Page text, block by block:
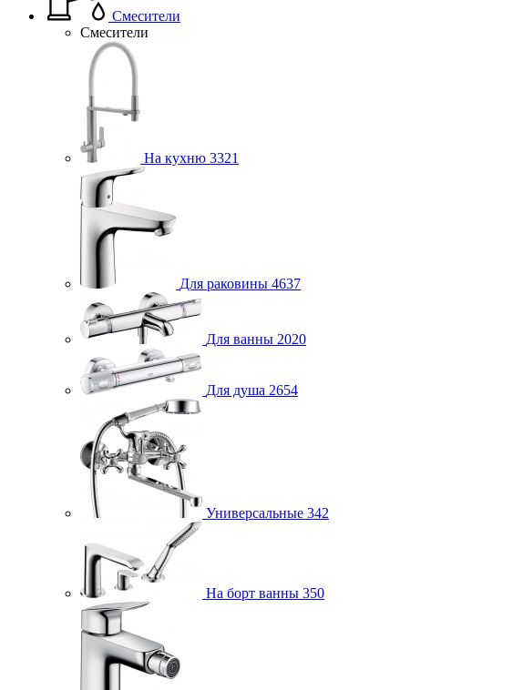
Смесители
Смесители
На кухню 3321
Для раковины 4637
Для ванны 2020
Для душа 2654
Универсальные 342
На борт ванны 350